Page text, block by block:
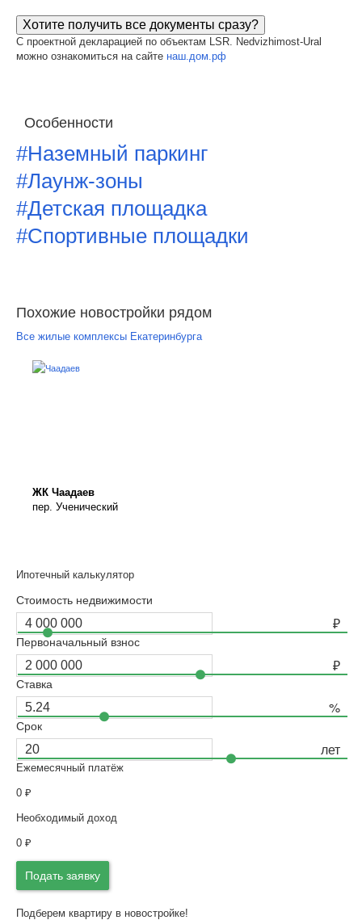
Хотите получить все документы сразу?
С проектной декларацией по объектам LSR. Nedvizhimost-Ural
можно ознакомиться на сайте наш.дом.рф
Особенности
#Наземный паркинг
#Лаунж-зоны
#Детская площадка
#Спортивные площадки
Похожие новостройки рядом
Все жилые комплексы Екатеринбурга
ЖК Чаадаев
пер. Ученический
Ипотечный калькулятор
Стоимость недвижимости
Первоначальный взнос
Ставка
Срок
Ежемесячный платёж
0 ₽
Необходимый доход
0 ₽
Подать заявку
Подберем квартиру в новостройке!